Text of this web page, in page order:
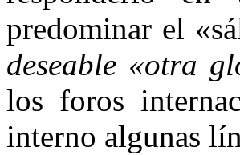
predominar el
deseable «otra
los foros
interno algunas